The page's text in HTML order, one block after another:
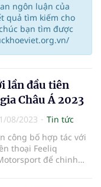
ngôn luận của
quả tìm kiếm cho
bạn tìm được
lần đầu tiên
Châu Á 2023
08/2023
Tin tức
công bố hợp tác với
thoại Feeliq
để chinh